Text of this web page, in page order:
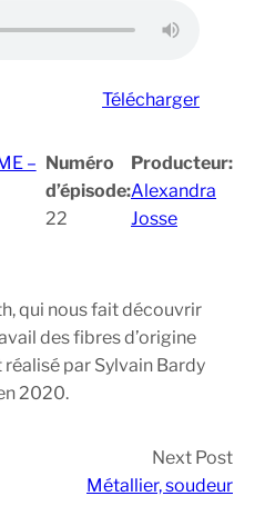
Télécharger
–
Numéro
d’épisode:
22
Producteur:
Alexandra
Josse
qui nous fait découvrir
des fibres d’origine
par Sylvain Bardy
2020.
Next Post
Métallier, soudeur